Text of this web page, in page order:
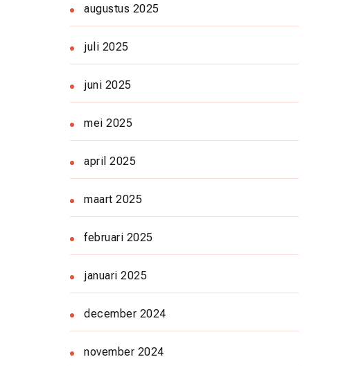
augustus 2025
juli 2025
juni 2025
mei 2025
april 2025
maart 2025
februari 2025
januari 2025
december 2024
november 2024